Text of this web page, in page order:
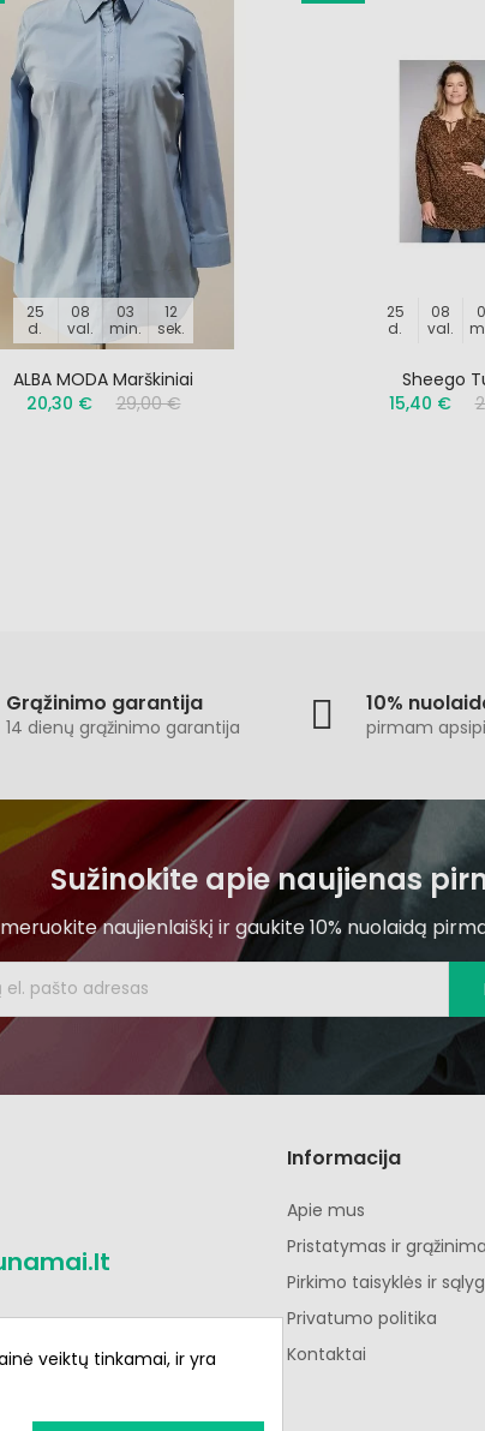
25
d.
08
val.
03
min.
11
sek.
ALBA MODA Marškiniai
20,30 €
29,00 €
25
d.
08
val.
Sheego
15,40 €
Grąžinimo garantija
14 dienų grąžinimo garantija
10%
pirmam
Sužinokite apie naujienas
naujienlaiškį ir gaukite 10% nuolaidą
Informacija
Apie mus
Pristatymas ir
Pirkimo taisyklės ir
Privatumo politika
Kontaktai
veiktų tinkamai, ir yra